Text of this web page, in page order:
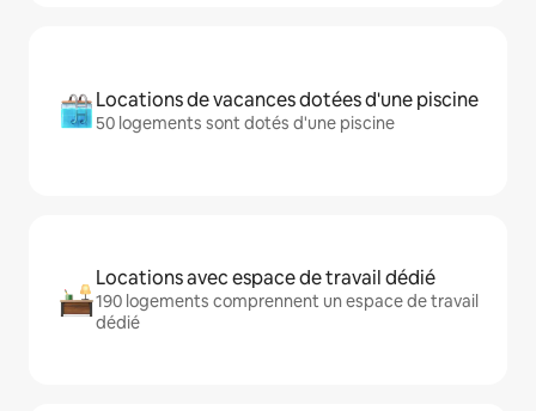
Locations de vacances dotées d'une piscine
50 logements sont dotés d'une piscine
Locations avec espace de travail dédié
190 logements comprennent un espace de travail
dédié